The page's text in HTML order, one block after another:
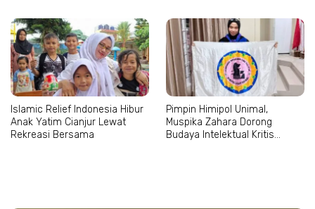
Islamic Relief Indonesia Hibur
Anak Yatim Cianjur Lewat
Rekreasi Bersama
Pimpin Himipol Unimal,
Muspika Zahara Dorong
Budaya Intelektual Kritis